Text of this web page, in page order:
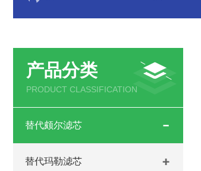
产品分类
PRODUCT CLASSIFICATION
替代颇尔滤芯
替代玛勒滤芯